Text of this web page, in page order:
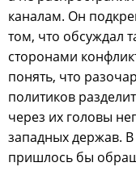
каналам. Он
том, что обсуждал
сторонами
понять, что
политиков
через их головы
западных держав.
пришлось бы